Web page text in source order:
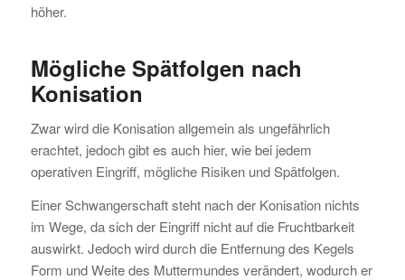
höher.
Mögliche Spätfolgen nach
Konisation
Zwar wird die Konisation allgemein als ungefährlich
erachtet, jedoch gibt es auch hier, wie bei jedem
operativen Eingriff, mögliche Risiken und Spätfolgen.
Einer Schwangerschaft steht nach der Konisation nichts
im Wege, da sich der Eingriff nicht auf die Fruchtbarkeit
auswirkt. Jedoch wird durch die Entfernung des Kegels
Form und Weite des Muttermundes verändert, wodurch er